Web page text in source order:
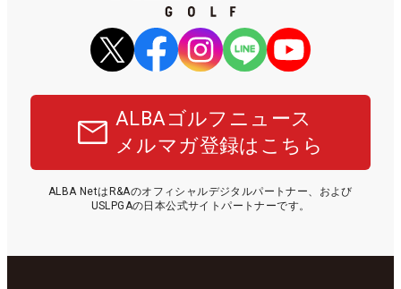
ALBAゴルフニュース
メルマガ登録はこちら
ALBA NetはR&Aのオフィシャルデジタルパートナー、および
USLPGAの日本公式サイトパートナーです。